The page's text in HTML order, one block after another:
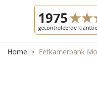
Home Eetkamerbank